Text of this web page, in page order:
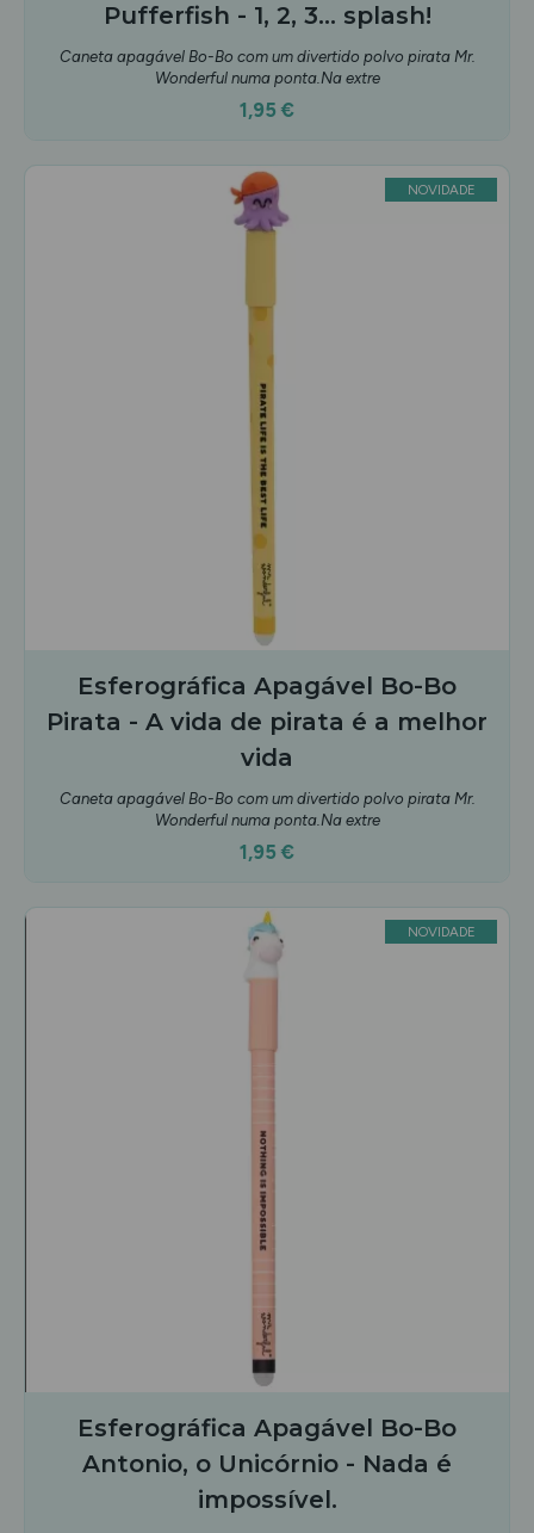
Pufferfish - 1, 2, 3... splash!
Caneta apagável Bo-Bo com um divertido polvo pirata Mr.
Wonderful numa ponta.Na extre
1,95 €
NOVIDADE
Esferográfica Apagável Bo-Bo
Pirata - A vida de pirata é a melhor
vida
Caneta apagável Bo-Bo com um divertido polvo pirata Mr.
Wonderful numa ponta.Na extre
1,95 €
NOVIDADE
Esferográfica Apagável Bo-Bo
Antonio, o Unicórnio - Nada é
impossível.